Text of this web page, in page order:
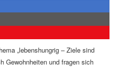
„lebenshungrig – Ziele sind
Gewohnheiten und fragen sich